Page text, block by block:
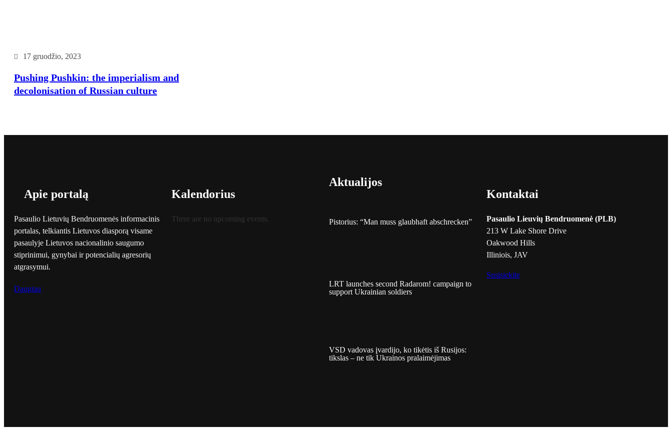
17 gruodžio, 2023
Pushing Pushkin: the imperialism and
decolonisation of Russian culture
Apie portalą
Pasaulio Lietuvių Bendruomenės informacinis
portalas, telkiantis Lietuvos diasporą visame
pasaulyje Lietuvos nacionalinio saugumo
stiprinimui, gynybai ir potencialių agresorių
atgrasymui.
Daugiau
Kalendorius
There are no upcoming events.
Aktualijos
Pistorius: “Man muss glaubhaft abschrecken”
LRT launches second Radarom! campaign to
support Ukrainian soldiers
VSD vadovas įvardijo, ko tikėtis iš Rusijos:
tikslas – ne tik Ukrainos pralaimėjimas
Kontaktai
Pasaulio Lieuvių Bendruomenė (PLB)
213 W Lake Shore Drive
Oakwood Hills
Illiniois, JAV
Susisiekite